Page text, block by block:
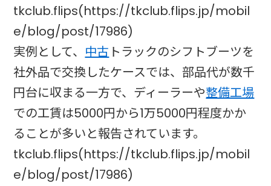
tkclub.flips(https://tkclub.flips.jp/mobil
e/blog/post/17986)
実例として、 中古 トラックのシフトブーツを
社外品で交換したケースでは、部品代が数千
円台に収まる一方で、ディーラーや整備工場
での工賃は5000円から1万5000円程度かか
ることが多いと報告されています。
tkclub.flips(https://tkclub.flips.jp/mobil
e/blog/post/17986)